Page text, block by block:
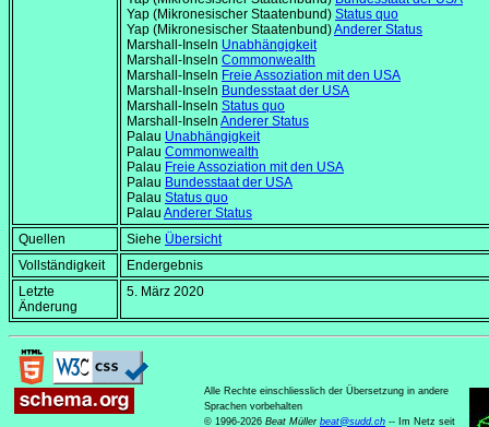
Yap (Mikronesischer Staatenbund) Status quo
Yap (Mikronesischer Staatenbund)Anderer Status
Marshall-Inseln Unabhängigkeit
Marshall-Inseln Commonwealth
Marshall-Inseln Freie Assoziation mit den USA
Marshall-Inseln Bundesstaat der USA
Marshall-Inseln Status quo
Marshall-Inseln Anderer Status
Palau Unabhängigkeit
Palau Commonwealth
Palau Freie Assoziation mit den USA
Palau Bundesstaat der USA
Palau Status quo
Palau Anderer Status
Quellen
Siehe Übersicht
Vollständigkeit
Endergebnis
Letzte
Änderung
5. März 2020
Alle Rechte einschliesslich der Übersetzung in andere
Sprachen vorbehalten
© 1996-2026 Beat Müller beat@sudd.ch -- Im Netz seit